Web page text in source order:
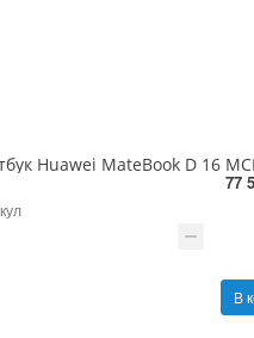
Huawei MateBook D 16
77
В